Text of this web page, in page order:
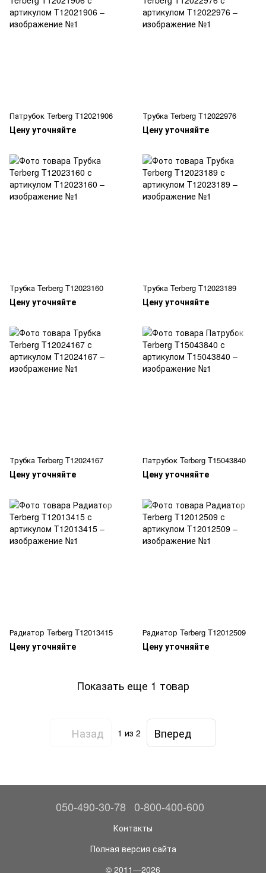
Патрубок Terberg T12021906
Цену уточняйте
Трубка Terberg T12022976
Цену уточняйте
Трубка Terberg T12023160
Цену уточняйте
Трубка Terberg T12023189
Цену уточняйте
Трубка Terberg T12024167
Цену уточняйте
Патрубок Terberg T15043840
Цену уточняйте
Радиатор Terberg T12013415
Цену уточняйте
Радиатор Terberg T12012509
Цену уточняйте
Показать еще 1 товар
Назад 1 из 2 Вперед
050-490-30-78 0-800-400-600
Контакты
Полная версия сайта
© 2011—2026